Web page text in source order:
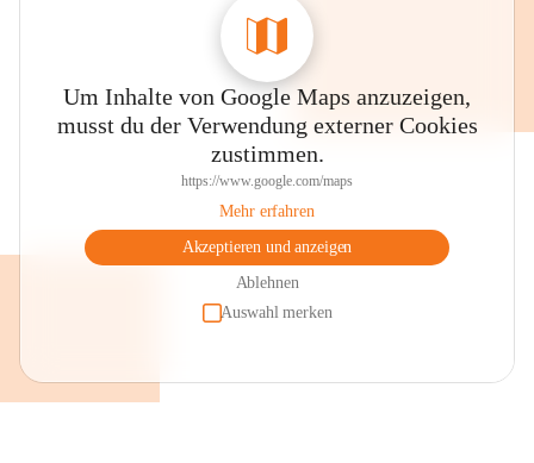
Um Inhalte von Google Maps anzuzeigen,
musst du der Verwendung externer Cookies
zustimmen.
https://www.google.com/maps
Mehr erfahren
Akzeptieren und anzeigen
Ablehnen
Auswahl merken